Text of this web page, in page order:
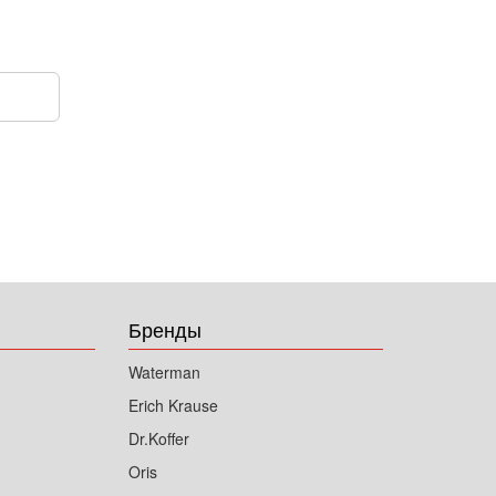
Бренды
Waterman
Erich Krause
Dr.Koffer
Oris